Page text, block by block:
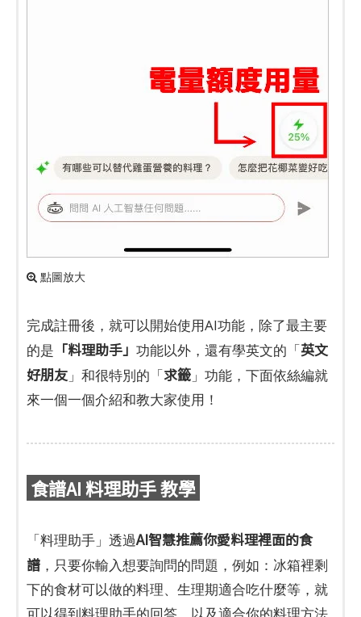
點圖放大
完成註冊後，就可以開始使用AI功能，除了最主要
的是 「料理助手」 功能以外，還有學英文的「英文
好朋友」和很特別的「求籤 」功能，下面依絲編就
來一個一個介紹和教大家使用！
食譜AI 料理助手 教學
「料理助手」透過AI智慧推薦你愛料理裡面的食
譜 ，只要你輸入想要詢問的問題，例如：冰箱裡剩
下的食材可以做的料理、生理期適合吃什麼等，就